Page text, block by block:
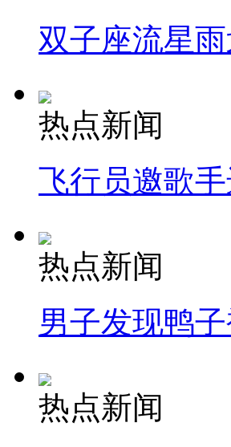
双子座流星
热点新闻
飞行员邀歌
热点新闻
男子发现鸭
热点新闻